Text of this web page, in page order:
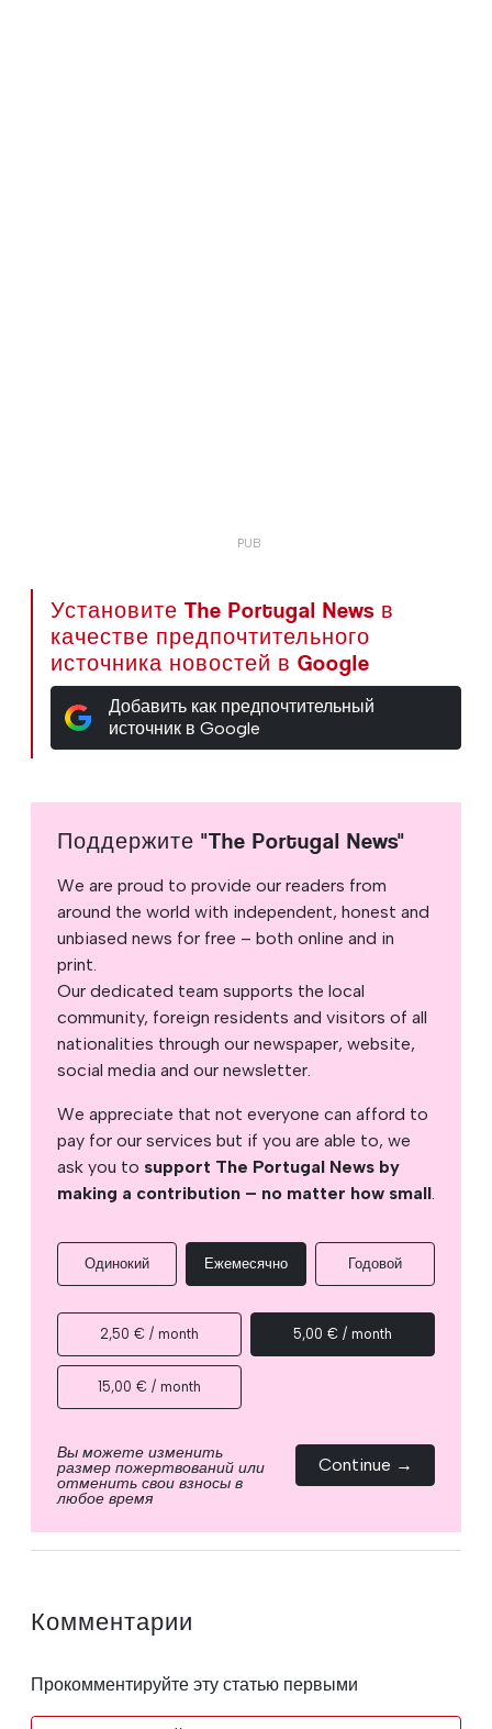
Установите The Portugal News в
качестве предпочтительного
источника новостей в Google
Добавить как предпочтительный
источник в Google
Поддержите "The Portugal News"
We are proud to provide our readers from
around the world with independent, honest and
unbiased news for free – both online and in
print.
Our dedicated team supports the local
community, foreign residents and visitors of all
nationalities through our newspaper, website,
social media and our newsletter.
We appreciate that not everyone can afford to
pay for our services but if you are able to, we
ask you to support The Portugal News by
making a contribution – no matter how small.
Одинокий Ежемесячно Годовой
2,50 € / month 5,00 € / month
15,00 € / month
Вы можете изменить
размер пожертвований или
отменить свои взносы в
любое время
Continue →
Комментарии
Прокомментируйте эту статью первыми